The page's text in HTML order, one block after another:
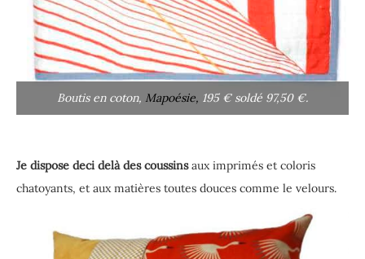
Boutis en coton, Mapoésie, 195 € soldé 97,50 €.
Je dispose deci delà des coussinsaux imprimés et coloris
chatoyants, et aux matières toutes douces comme le velours.